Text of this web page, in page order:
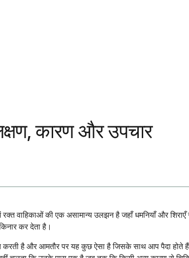
कारण और उपचार
वाहिकाओं की एक असामान्य उलझन है जहाँ धमनियाँ और
कर देता है।
करती है और आमतौर पर यह कुछ ऐसा है जिसके साथ आप पैदा होते